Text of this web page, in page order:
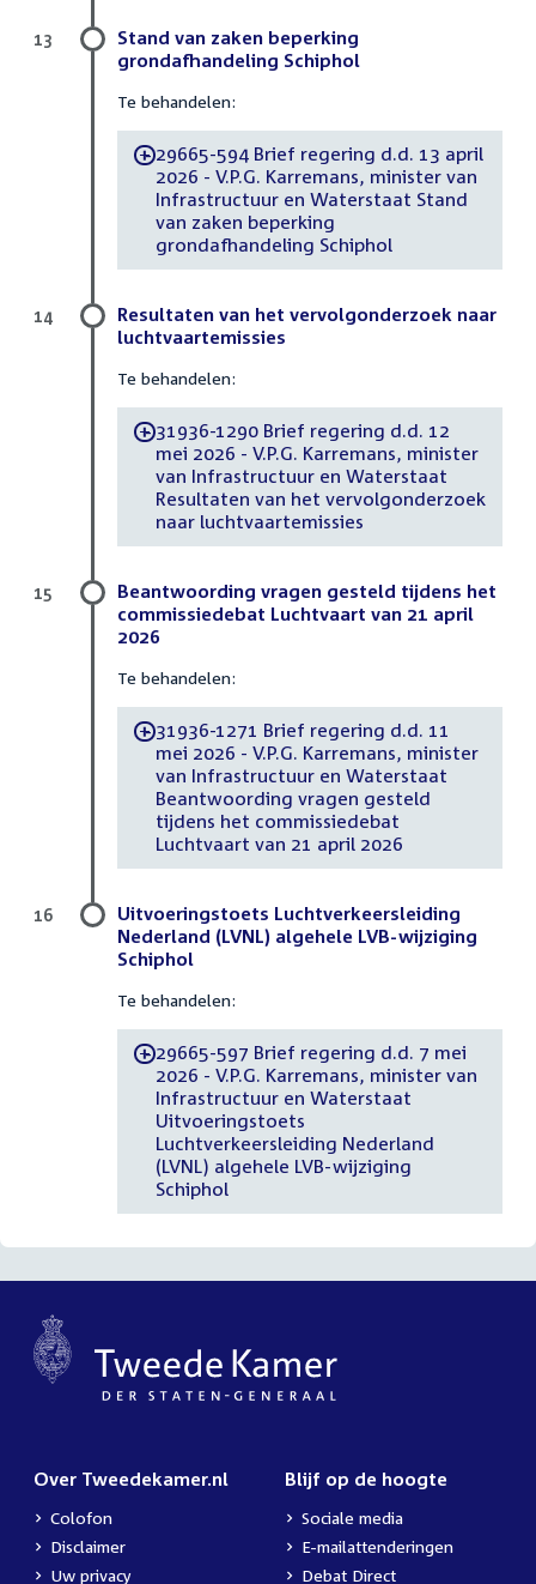
Stand van zaken beperking
grondafhandeling Schiphol
Te behandelen:
-29665-594 Brief regering d.d. 13 april
2026 - V.P.G. Karremans, minister van
Infrastructuur en Waterstaat Stand
van zaken beperking
grondafhandeling Schiphol
13
Resultaten van het vervolgonderzoek naar
luchtvaartemissies
Te behandelen:
-31936-1290 Brief regering d.d. 12
mei 2026 - V.P.G. Karremans, minister
van Infrastructuur en Waterstaat
Resultaten van het vervolgonderzoek
naar luchtvaartemissies
14
Beantwoording vragen gesteld tijdens het
commissiedebat Luchtvaart van 21 april
2026
Te behandelen:
-31936-1271 Brief regering d.d. 11
mei 2026 - V.P.G. Karremans, minister
van Infrastructuur en Waterstaat
Beantwoording vragen gesteld
tijdens het commissiedebat
Luchtvaart van 21 april 2026
15
Uitvoeringstoets Luchtverkeersleiding
Nederland (LVNL) algehele LVB-wijziging
Schiphol
Te behandelen:
-29665-597 Brief regering d.d. 7 mei
2026 - V.P.G. Karremans, minister van
Infrastructuur en Waterstaat
Uitvoeringstoets
Luchtverkeersleiding Nederland
(LVNL) algehele LVB-wijziging
Schiphol
16
Over Tweedekamer.nl
Colofon
Disclaimer
Uw privacy
Blijf op de hoogte
Sociale media
E-mailattenderingen
Debat Direct